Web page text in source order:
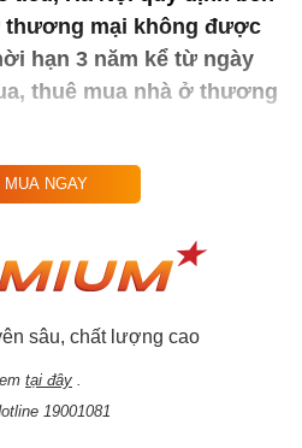
thương mại không được
hạn 3 năm kể từ ngày
thuê mua nhà ở thương
MUA NGAY
sâu, chất lượng cao
tại đây .
19001081